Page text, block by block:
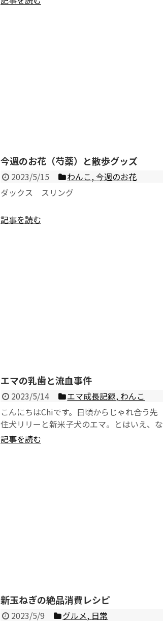
今週のお花（芍薬）と散歩グッズ
2023/5/15 わんこ,今週のお花
ダックス スリング
記事を読む
エマの乳歯と流血事件
2023/5/14 エマ成長記録, わんこ
こんにちはChiです。日頃からじゃれ合う先
住犬リリーと新米子犬のエマ。とはいえ、な
かなか迫力があり本気の喧嘩にならないかこ
記事を読む
新玉ねぎの絶品消費レシピ
2023/5/9 グルメ, 日常